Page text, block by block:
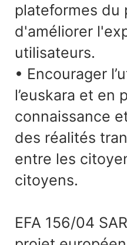
plateformes du
d'améliorer
utilisateurs.
• Encourager
l’euskara et en
connaissance
des réalités
entre les
citoyens.
EFA 156/04